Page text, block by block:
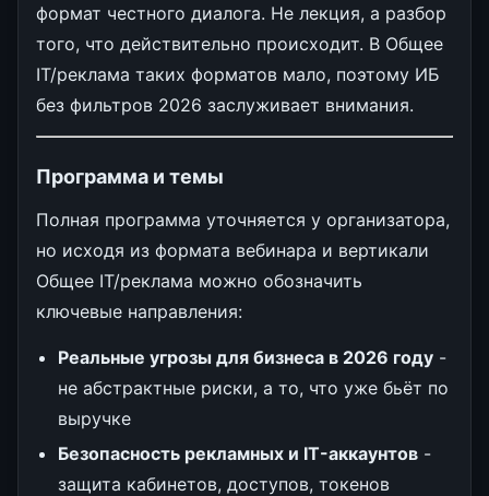
формат честного диалога. Не лекция, а разбор
того, что действительно происходит. В Общее
IT/реклама таких форматов мало, поэтому ИБ
без фильтров 2026 заслуживает внимания.
Программа и темы
Полная программа уточняется у организатора,
но исходя из формата вебинара и вертикали
Общее IT/реклама можно обозначить
ключевые направления:
Реальные угрозы для бизнеса в 2026 году -
не абстрактные риски, а то, что уже бьёт по
выручке
Безопасность рекламных и IT-аккаунтов -
защита кабинетов, доступов, токенов